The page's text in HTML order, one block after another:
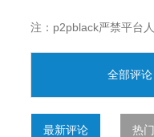
注：p2pblack严禁平台
全部评论
最新评论 热